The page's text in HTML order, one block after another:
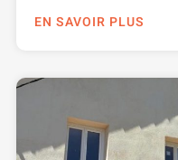
EN SAVOIR PLUS